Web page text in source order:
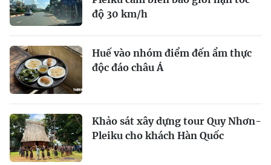
độ 30 km/h
Huế vào nhóm điểm đến ẩm thực
độc đáo châu Á
Khảo sát xây dựng tour Quy Nhơn-
Pleiku cho khách Hàn Quốc